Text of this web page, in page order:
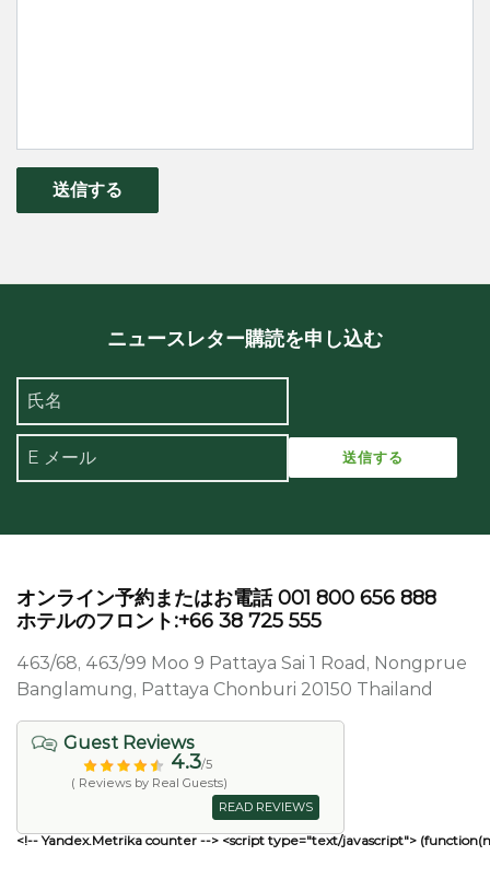
送信する
ニュースレター購読を申し込む
オンライン予約またはお電話 001 800 656 888
ホテルのフロント:+66 38 725 555
463/68, 463/99 Moo 9 Pattaya Sai 1 Road, Nongprue
Banglamung, Pattaya Chonburi 20150 Thailand
Guest Reviews
4.3/5
( Reviews by Real Guests)
READ REVIEWS
<!-- Yandex.Metrika counter --> <script type="text/javascript">